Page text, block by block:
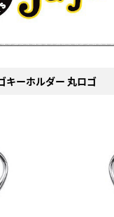
キーホルダー 丸ロゴ